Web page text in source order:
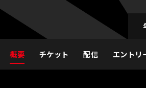
概要 チケット 配信 エントリ